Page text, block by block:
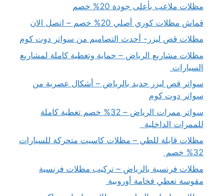
مظلات ملاعب بأعلى جودة 20% خصم
قماش مظلات كوري أصلي 20% خصم – اتصل الان
مظلات قص ليزر- أحدث التصاميم من سواتر دوت كوم
مظلات مشاريع الرياض – حماية وتغطية كاملة لمشاريع
السيارات
سواتر قص ليزر حديد بالرياض – أشكال عصرية من
سواتر دوت كوم
سواتر ممرات الرياض – 32% خصم تغطية كاملة
للممرات الداخلية
مظلات قابلة للطي – مظلات كاسيت متحركة للسيارات
32% خصم
مظلات فرنسية بالرياض – تركيب مظلات فرنسية
مقوسة تعطي فخامة أوروبية